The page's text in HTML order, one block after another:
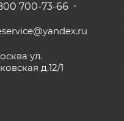
700-73-66
ул.
д.12/1